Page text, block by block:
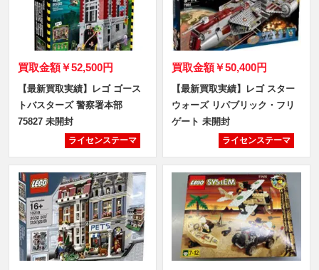
買取金額￥52,500円
【最新買取実績】レゴ ゴース
トバスターズ 警察署本部
75827 未開封
ライセンステーマ
買取金額￥50,400円
【最新買取実績】レゴ スター
ウォーズ リパブリック・フリ
ゲート 未開封
ライセンステーマ